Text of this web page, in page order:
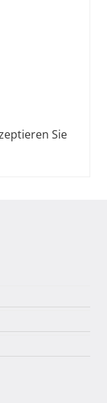
Sie